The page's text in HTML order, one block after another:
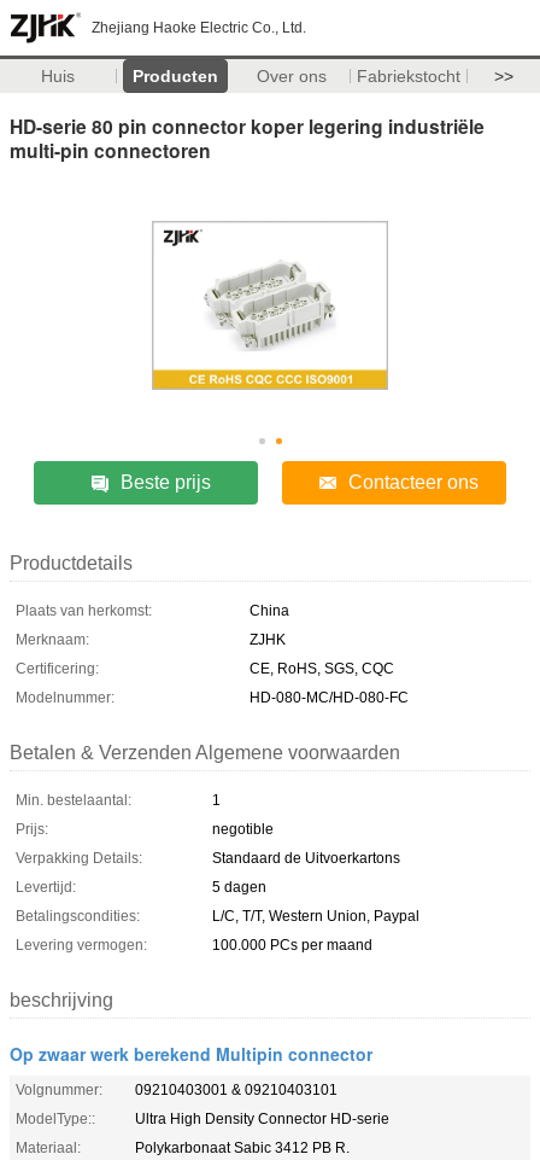
Zhejiang Haoke Electric Co., Ltd.
Huis Producten Over ons Fabriekstocht >>
HD-serie 80 pin connector koper legering industriële
multi-pin connectoren
Beste prijs Contacteer ons
Productdetails
Plaats van herkomst:
China
Merknaam:
ZJHK
Certificering:
CE, RoHS, SGS, CQC
Modelnummer:
HD-080-MC/HD-080-FC
Betalen & Verzenden Algemene voorwaarden
Min. bestelaantal:
1
Prijs:
negotible
Verpakking Details:
Standaard de Uitvoerkartons
Levertijd:
5 dagen
Betalingscondities:
L/C, T/T, Western Union, Paypal
Levering vermogen:
100.000 PCs per maand
beschrijving
Op zwaar werk berekend Multipin connector
Volgnummer:
09210403001 & 09210403101
ModelType::
Ultra High Density Connector HD-serie
Materiaal:
Polykarbonaat Sabic 3412 PB R.